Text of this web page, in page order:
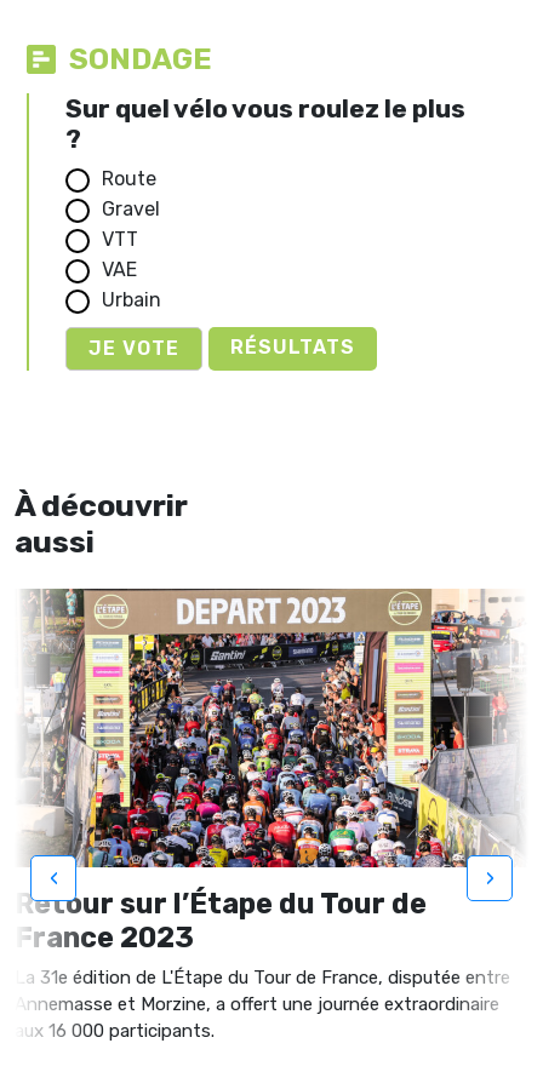
SONDAGE
Sur quel vélo vous roulez le plus
?
Route
Gravel
VTT
VAE
Urbain
RÉSULTATS
À découvrir
aussi
Retour sur l’Étape du Tour de
France 2023
La 31e édition de L'Étape du Tour de France, disputée entre
Annemasse et Morzine, a offert une journée extraordinaire
aux 16 000 participants.
‹ ›